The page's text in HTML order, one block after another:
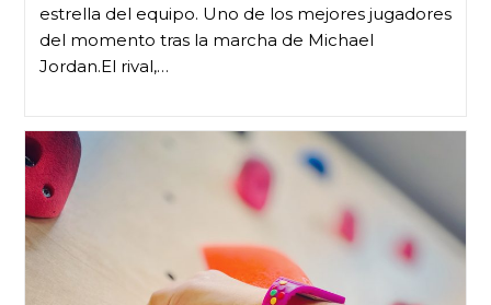
estrella del equipo. Uno de los mejores jugadores
del momento tras la marcha de Michael
Jordan.El rival,…